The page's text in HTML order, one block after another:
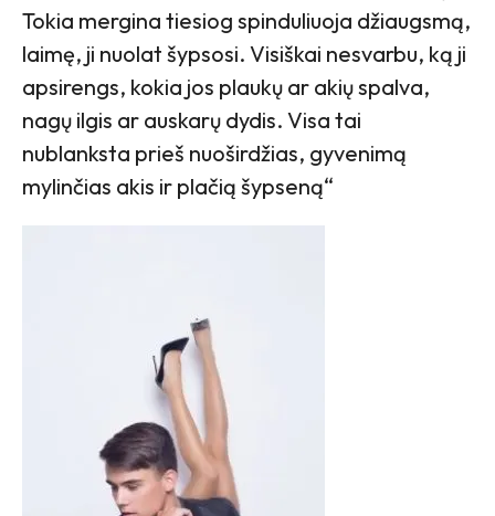
Tokia mergina tiesiog spinduliuoja džiaugsmą,
laimę, ji nuolat šypsosi. Visiškai nesvarbu, ką ji
apsirengs, kokia jos plaukų ar akių spalva,
nagų ilgis ar auskarų dydis. Visa tai
nublanksta prieš nuoširdžias, gyvenimą
mylinčias akis ir plačią šypseną“